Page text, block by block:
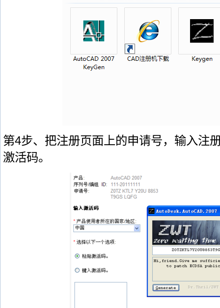
第4步、把注册页面上的申请号，输入注
激活码。